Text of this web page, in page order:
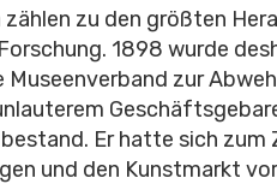
zu den größten
1898 wurde
Museenverband zur
Er hatte sich zum
und den Kunstmarkt